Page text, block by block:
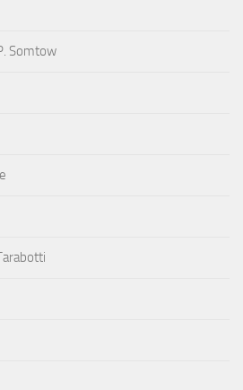
Somtow